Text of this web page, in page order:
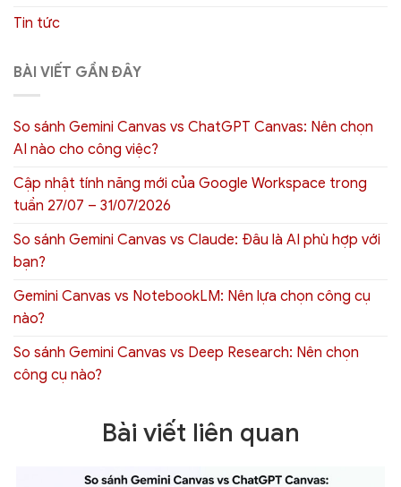
Tin tức
BÀI VIẾT GẦN ĐÂY
So sánh Gemini Canvas vs ChatGPT Canvas: Nên chọn
AI nào cho công việc?
Cập nhật tính năng mới của Google Workspace trong
tuần 27/07 – 31/07/2026
So sánh Gemini Canvas vs Claude: Đâu là AI phù hợp với
bạn?
Gemini Canvas vs NotebookLM: Nên lựa chọn công cụ
nào?
So sánh Gemini Canvas vs Deep Research: Nên chọn
công cụ nào?
Bài viết liên quan